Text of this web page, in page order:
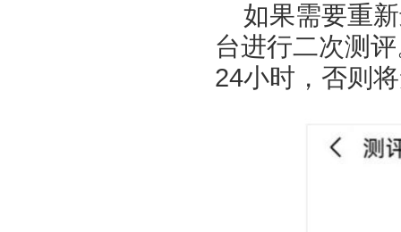
如果需要重
台进行二次测
24小时，否则